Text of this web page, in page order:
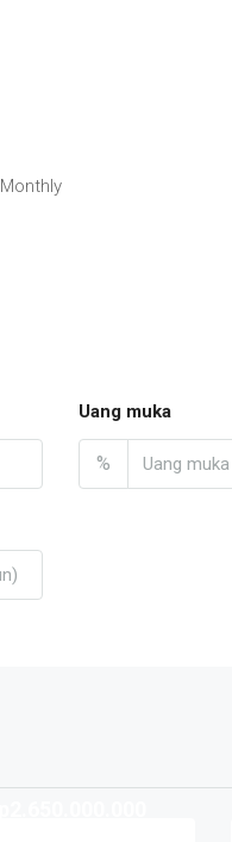
Monthly
Uang muka
%